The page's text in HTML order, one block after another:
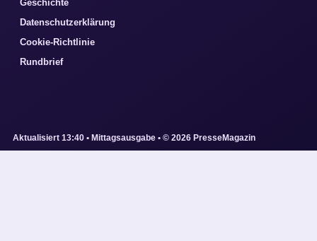
Geschichte
Datenschutzerklärung
Cookie-Richtlinie
Rundbrief
Aktualisiert 13:40 • Mittagsausgabe • © 2026 PresseMagazin